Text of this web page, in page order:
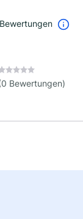
Bewertungen)